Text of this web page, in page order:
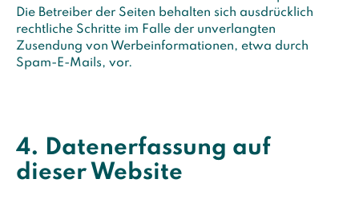
Die Betreiber der Seiten behalten sich ausdrücklich
rechtliche Schritte im Falle der unverlangten
Zusendung von Werbeinformationen, etwa durch
Spam-E-Mails, vor.
4. Datenerfassung auf
dieser Website